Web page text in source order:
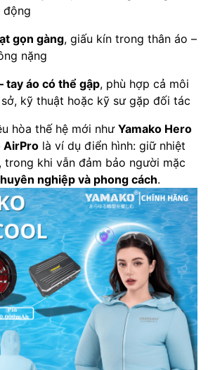
động
gọn gàng, giấu kín trong thân áo –
nặng
tay áo có thể gập, phù hợp cả môi
kỹ thuật hoặc kỹ sư gặp đối tác
hòa thế hệ mới như Yamako Hero
AirPro là ví dụ điển hình: giữ nhiệt
trong khi vẫn đảm bảo người mặc
nghiệp và phong cách.